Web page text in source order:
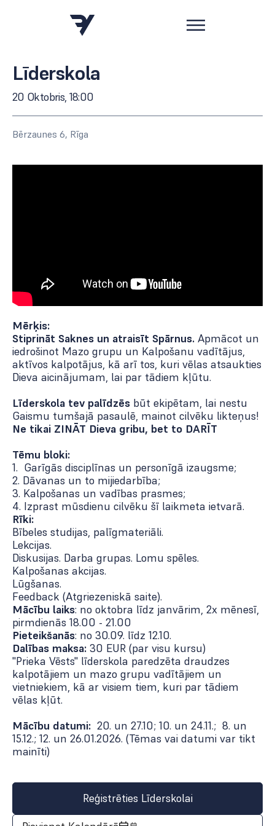
Līderskola
20 Oktobris, 18:00
Bērzaunes 6, Rīga
Mērķis:
Stiprināt Saknes un atraisīt Spārnus. Apmācot un
iedrošinot Mazo grupu un Kalpošanu vadītājus,
aktīvos kalpotājus, kā arī tos, kuri vēlas atsaukties
Dieva aicinājumam, lai par tādiem kļūtu.
Līderskola tev palīdzēs būt ekipētam, lai nestu
Gaismu tumšajā pasaulē, mainot cilvēku likteņus!
Ne tikai ZINĀT Dieva gribu, bet to DARĪT
Tēmu bloki:
1. Garīgās disciplīnas un personīgā izaugsme;
2. Dāvanas un to mijiedarbība;
3. Kalpošanas un vadības prasmes;
4. Izprast mūsdienu cilvēku šī laikmeta ietvarā.
Rīki:
Bībeles studijas, palīgmateriāli.
Lekcijas.
Diskusijas. Darba grupas. Lomu spēles.
Kalpošanas akcijas.
Lūgšanas.
Feedback (Atgriezeniskā saite).
Mācību laiks: no oktobra līdz janvārim, 2x mēnesī,
pirmdienās 18.00 - 21.00
Pieteikšanās: no 30.09. līdz 12.10.
Dalības maksa: 30 EUR (par visu kursu)
"Prieka Vēsts" līderskola paredzēta draudzes
kalpotājiem un mazo grupu vadītājiem un
vietniekiem, kā ar visiem tiem, kuri par tādiem
vēlas kļūt.
Mācību datumi: 20. un 27.10; 10. un 24.11.; 8. un
15.12.; 12. un 26.01.2026. (Tēmas vai datumi var tikt
mainīti)
Reģistrēties Līderskolai